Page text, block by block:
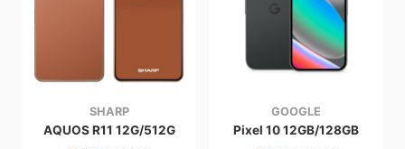
SHARP
AQUOS R11 12G/512G
GOOGLE
Pixel 10 12GB/128GB